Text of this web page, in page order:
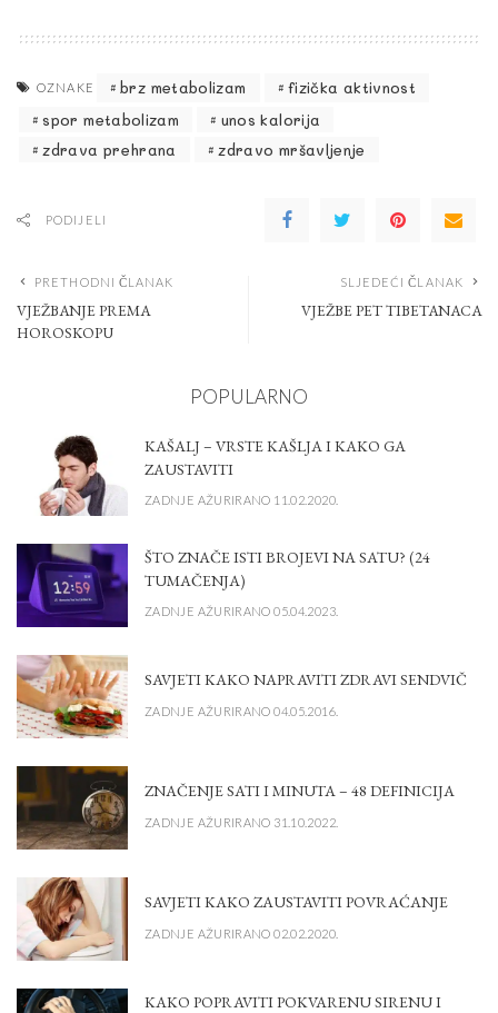
OZNAKE brz metabolizam
fizička aktivnost
spor metabolizam
unos kalorija
zdrava prehrana
zdravo mršavljenje
PODIJELI
PRETHODNI ČLANAK
VJEŽBANJE PREMA
HOROSKOPU
SLJEDEĆI ČLANAK
VJEŽBE PET TIBETANACA
POPULARNO
KAŠALJ – VRSTE KAŠLJA I KAKO GA
ZAUSTAVITI
ZADNJE AŽURIRANO 11.02.2020.
ŠTO ZNAČE ISTI BROJEVI NA SATU? (24
TUMAČENJA)
ZADNJE AŽURIRANO 05.04.2023.
SAVJETI KAKO NAPRAVITI ZDRAVI SENDVIČ
ZADNJE AŽURIRANO 04.05.2016.
ZNAČENJE SATI I MINUTA – 48 DEFINICIJA
ZADNJE AŽURIRANO 31.10.2022.
SAVJETI KAKO ZAUSTAVITI POVRAĆANJE
ZADNJE AŽURIRANO 02.02.2020.
KAKO POPRAVITI POKVARENU SIRENU I